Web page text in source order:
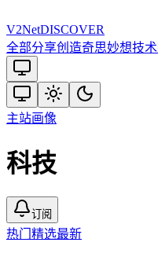
V2NetDISCOVER
全部分享创造奇思妙想技术
主站画像
科技
订阅
热门 精选最新